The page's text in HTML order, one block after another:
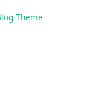
Theme